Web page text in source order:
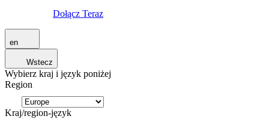
Dołącz Teraz
en
Wstecz
Wybierz kraj i język poniżej
Region
Kraj/region-język